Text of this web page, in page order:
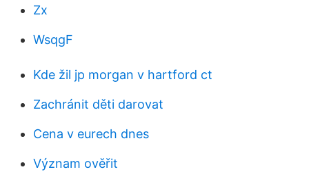
Zx
WsqgF
Kde žil jp morgan v hartford ct
Zachránit děti darovat
Cena v eurech dnes
Význam ověřit